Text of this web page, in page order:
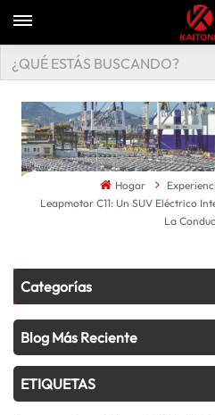
Hogar
Leapmotor C11: Un SUV Eléctrico
La
Categorías
Blog Más Reciente
ETIQUETAS